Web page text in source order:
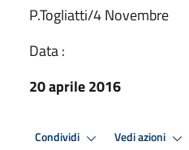
P.Togliatti/4 Novembre
Data :
20 aprile 2016
Condividi Vedi azioni